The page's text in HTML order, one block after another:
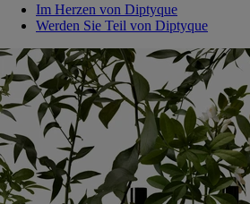
Im Herzen von Diptyque
Werden Sie Teil von Diptyque